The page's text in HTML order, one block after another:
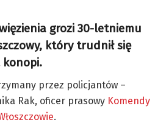
grozi 30-letniemu
który trudnił się
konopi.
przez policjantów –
Rak, oficer prasowy Komendy
.